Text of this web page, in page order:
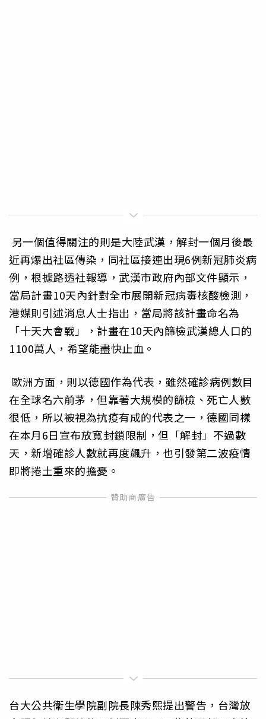
另一個值得關注的則是大陸武漢，解封一個月後最
近再爆出社區傳染，同社區接連出現6例新冠肺炎病
例，根據路透社報導，武漢市政府內部文件顯示，
當局計畫10天內針對全市展開新冠病毒核酸檢測，
港媒則引述消息人士指出，當局將該計畫命名為
「十天大會戰」，計畫在10天內篩檢武漢總人口的
1100萬人，希望能盡快止血。
歐洲方面，則以德國作為代表，雖然確診病例數目
在全球名六前茅，但靠著大規模的篩檢、死亡人數
很低，所以被視為抗疫有成的代表之一，德國同樣
在本月6日宣布放寬封鎖限制，但「解封」不過數
天，新增確診人數就再度飆升，也引發第二波疫情
即將捲土重來的擔憂。
台大公共衛生學院副院長陳秀熙提出警告，台灣放